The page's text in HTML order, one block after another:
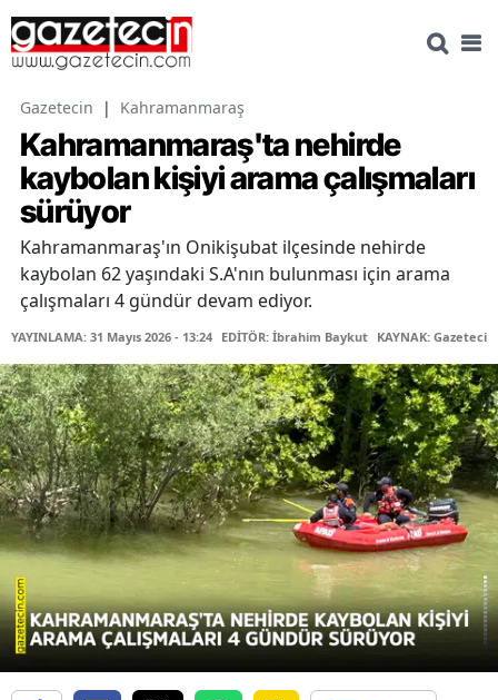
Gazetecin | Kahramanmaraş
Kahramanmaraş'ta nehirde
kaybolan kişiyi arama çalışmaları
sürüyor
Kahramanmaraş'ın Onikişubat ilçesinde nehirde
kaybolan 62 yaşındaki S.A'nın bulunması için arama
çalışmaları 4 gündür devam ediyor.
YAYINLAMA: 31 Mayıs 2026 - 13:24 EDİTÖR: İbrahim Baykut KAYNAK: Gazetecin